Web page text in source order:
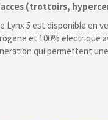
(trottoirs,
Lynx 5 est disponible en
et 100% electrique
qui permettent